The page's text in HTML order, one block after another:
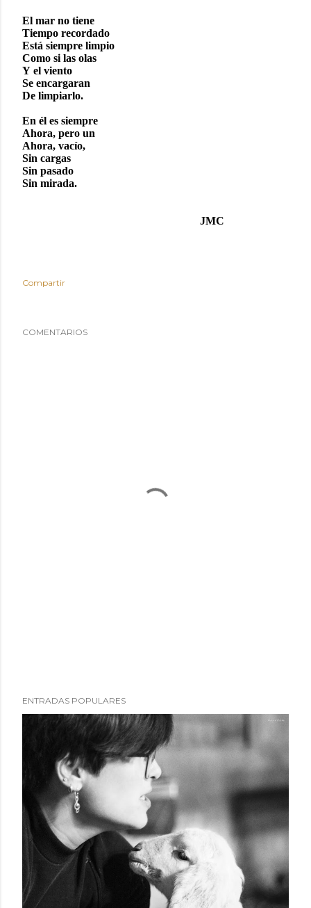
El mar no tiene
Tiempo recordado
Está siempre limpio
Como si las olas
Y el viento
Se encargaran
De limpiarlo.
En él es siempre
Ahora, pero un
Ahora, vacío,
Sin cargas
Sin pasado
Sin mirada.
JMC
Compartir
COMENTARIOS
ENTRADAS POPULARES